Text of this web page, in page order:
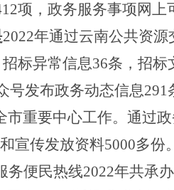
项，政务服务事项网上
2022年通过云南公共资源
标异常信息36条，招标
号发布政务动态信息291
重要中心工作。通过
宣传发放资料5000多份。
务便民热线2022年共承办